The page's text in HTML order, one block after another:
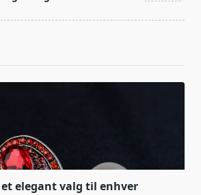
elegant valg til enhver